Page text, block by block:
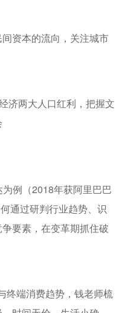
资本的流向，关注城市
济两大人口红利，把握文
例（2018年获阿里巴巴
通过研判行业趋势、识
要素，在变革期抓住破
终端消费趋势，钱老师梳